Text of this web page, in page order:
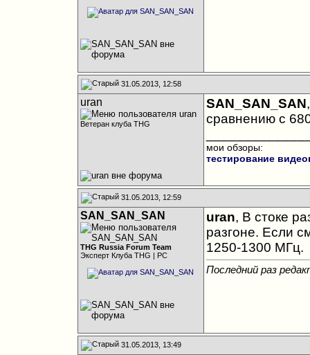
31.05.2013, 12:58
uran
Ветеран клуба THG
SAN_SAN_SAN
сравнению с
мои обзоры:
тестирование
31.05.2013, 12:59
SAN_SAN_SAN
THG Russia Forum Team
Эксперт Клуба THG | PC
uran, В стоке
разгоне. Если
1250-1300 МГц.
Последний раз
31.05.2013, 13:49